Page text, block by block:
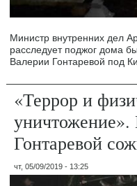
Министр внутренних дел
расследует поджог дома
Валерии Гонтаревой под
«Террор и
уничтожение».
Гонтаревой
чт, 05/09/2019 - 13:25